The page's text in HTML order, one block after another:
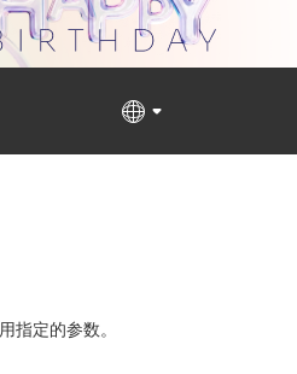
指定的参数。